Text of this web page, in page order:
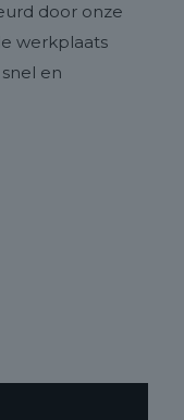
door onze
werkplaats
en